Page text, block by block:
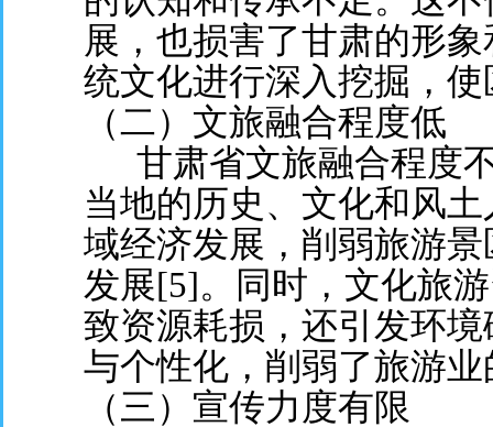
展，也损害了甘肃的形
统文化进行深入挖掘，
（二）文旅融合程度低
甘肃省文旅融合程度
当地的历史、文化和风
域经济发展，削弱旅游
发展[5]。同时，文化旅
致资源耗损，还引发环
与个性化，削弱了旅游
（三）宣传力度有限